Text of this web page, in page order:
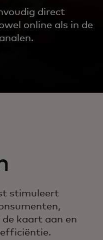
direct
online als in de
stimuleert
kaart aan en